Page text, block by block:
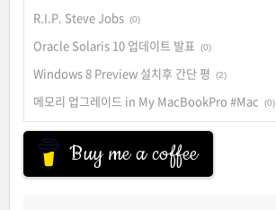
R.I.P. Steve Jobs (0)
Oracle Solaris 10 업데이트 발표
(0)
Windows 8 Preview 설치후 간단 평
(2)
메모리 업그레이드 in My MacBookPro #Mac
(0)
Buy me a coffee